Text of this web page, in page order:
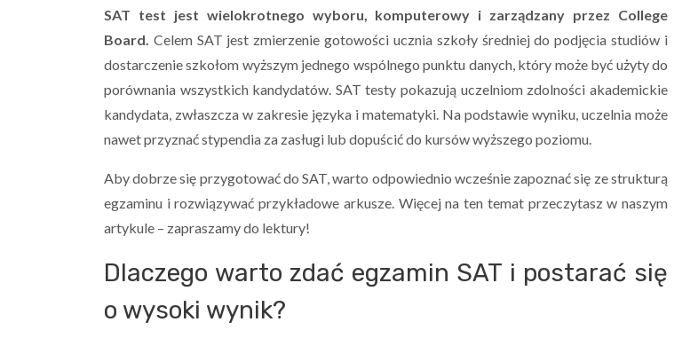
SAT test jest wielokrotnego wyboru, komputerowy i zarządzany przez College
Board. Celem SAT jest zmierzenie gotowości ucznia szkoły średniej do podjęcia studiów i
dostarczenie szkołom wyższym jednego wspólnego punktu danych, który może być użyty do
porównania wszystkich kandydatów. SAT testy pokazują uczelniom zdolności akademickie
kandydata, zwłaszcza w zakresie języka i matematyki. Na podstawie wyniku, uczelnia może
nawet przyznać stypendia za zasługi lub dopuścić do kursów wyższego poziomu.
Aby dobrze się przygotować do SAT, warto odpowiednio wcześnie zapoznać się ze strukturą
egzaminu i rozwiązywać przykładowe arkusze. Więcej na ten temat przeczytasz w naszym
artykule – zapraszamy do lektury!
Dlaczego warto zdać egzamin SAT i postarać się
o wysoki wynik?